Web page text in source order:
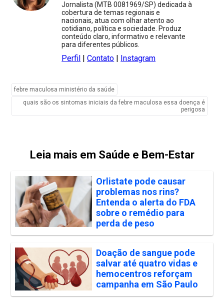
Jornalista (MTB 0081969/SP) dedicada à
cobertura de temas regionais e
nacionais, atua com olhar atento ao
cotidiano, política e sociedade. Produz
conteúdo claro, informativo e relevante
para diferentes públicos.
Perfil |Contato Instagram
febre maculosa ministério da saúde
quais são os sintomas iniciais da febre maculosa essa doença é
perigosa
Leia mais em Saúde e Bem-Estar
Orlistate pode causar
problemas nos rins?
Entenda o alerta do FDA
sobre o remédio para
perda de peso
Doação de sangue pode
salvar até quatro vidas e
hemocentros reforçam
campanha em São Paulo